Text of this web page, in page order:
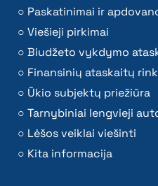
Paskatinimai ir
Viešieji pirkimai
Biudžeto vykdymo
Finansinių ataskaitų
Ūkio subjektų priežiūra
Tarnybiniai lengvieji
Lėšos veiklai viešinti
Kita informacija